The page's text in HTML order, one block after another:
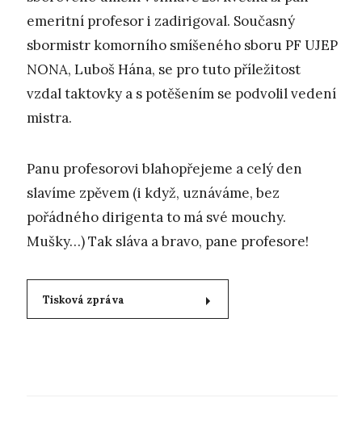
emeritní profesor i zadirigoval. Současný
sbormistr komorního smíšeného sboru PF UJEP
NONA, Luboš Hána, se pro tuto příležitost
vzdal taktovky a s potěšením se podvolil vedení
mistra.
Panu profesorovi blahopřejeme a celý den
slavíme zpěvem (i když, uznáváme, bez
pořádného dirigenta to má své mouchy.
Mušky…) Tak sláva a bravo, pane profesore!
Tisková zpráva